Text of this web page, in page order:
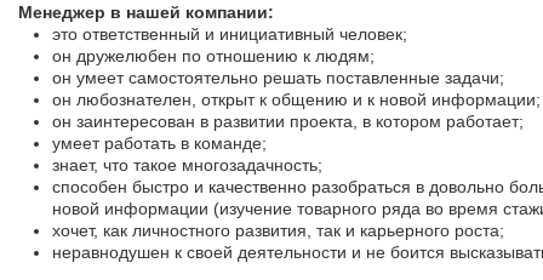
Менеджер в нашей компании:
это ответственный и инициативный человек;
он дружелюбен по отношению к людям;
он умеет самостоятельно решать поставленные задачи;
он любознателен, открыт к общению и к новой информации;
он заинтересован в развитии проекта, в котором работает;
умеет работать в команде;
знает, что такое многозадачность;
cпособен быстро и качественно разобраться в довольно
новой информации (изучение товарного ряда во время
хочет, как личностного развития, так и карьерного роста;
неравнодушен к своей деятельности и не боится